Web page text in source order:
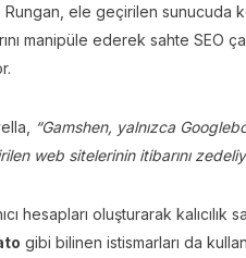
Rungan, ele geçirilen sunucuda
manipüle ederek sahte SEO
“Gamshen, yalnızca
web sitelerinin itibarını
hesapları oluşturarak kalıcılık
gibi bilinen istismarları da